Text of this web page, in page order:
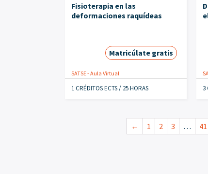
Fisioterapia en las
deformaciones raquídeas
Matricúlate gratis
SATSE - Aula Virtual
1 CRÉDITOS ECTS / 25 HORAS 3
← 1 2 3 … 41